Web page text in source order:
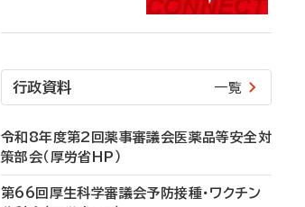
行政資料 一覧
令和8年度第2回薬事審議会医薬品等安全対
策部会（厚労省HP）
第66回厚生科学審議会予防接種・ワクチン